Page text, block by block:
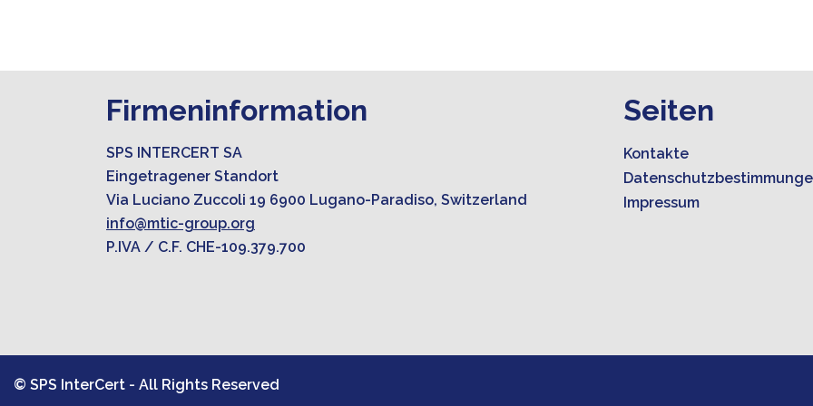
Firmeninformation
SPS INTERCERT SA
Eingetragener Standort
Via Luciano Zuccoli 19 6900 Lugano-Paradiso, Switzerland
info@mtic-group.org
P.IVA / C.F. CHE-109.379.700
Seiten
Kontakte
Impressum
© SPS InterCert - All Rights Reserved